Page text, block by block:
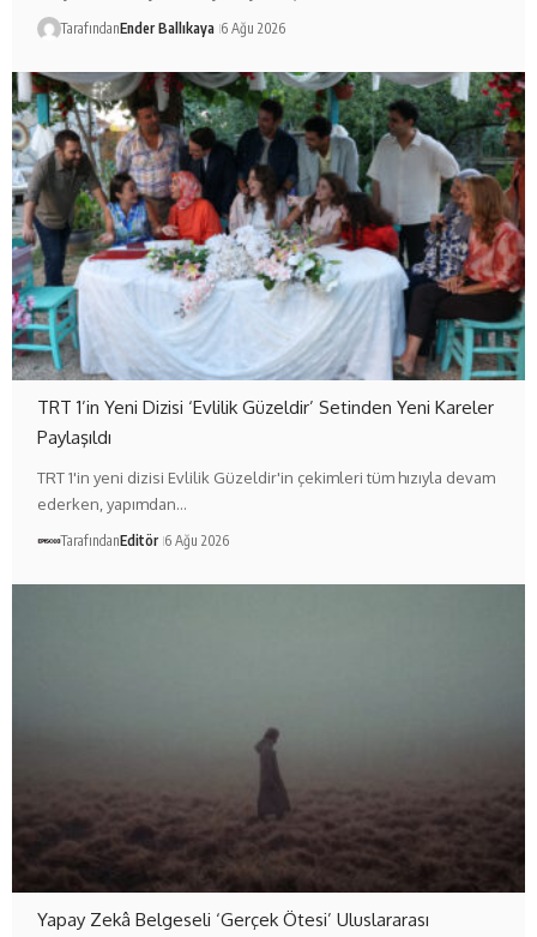
TarafındanEnder Ballıkaya 6 Ağu 2026
TRT 1’in Yeni Dizisi ‘Evlilik Güzeldir’ Setinden Yeni Kareler
Paylaşıldı
TRT 1'in yeni dizisi Evlilik Güzeldir'in çekimleri tüm hızıyla devam
ederken, yapımdan…
TarafındanEditör 6 Ağu 2026
Yapay Zekâ Belgeseli ‘Gerçek Ötesi’ Uluslararası